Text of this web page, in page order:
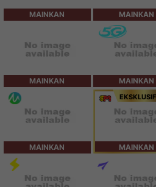
MAINKAN MAINKAN
MAINKAN MAINKAN
MAINKAN
EKSKLUSIF
MAINKAN